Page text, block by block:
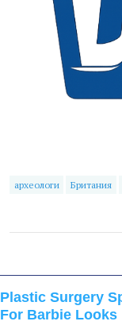
археологи Британия